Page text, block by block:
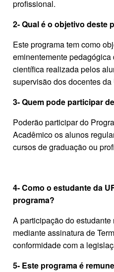
profissional.
2- Qual é o objetivo deste
Este programa tem como
eminentemente
científica realizada pelos
supervisão dos docentes da
3- Quem pode participar
Poderão participar do
Acadêmico os alunos
cursos de graduação ou
4- Como o estudante da
programa?
A participação do
mediante assinatura de
conformidade com a
5- Este programa é